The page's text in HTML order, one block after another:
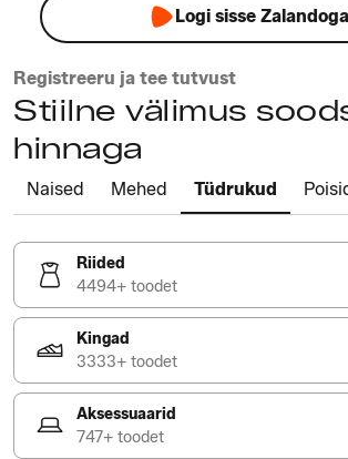
Logi sisse Zalandoga
Registreeru ja tee tutvust
Stiilne välimus
hinnaga
Naised Mehed Tüdrukud
Riided
4494+ toodet
Kingad
3333+ toodet
Aksessuaarid
747+ toodet